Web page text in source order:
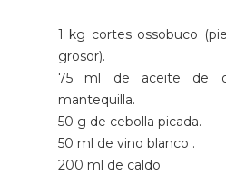
1 kg cortes ossobuco
grosor).
75 ml de aceite de
mantequilla.
50 g de cebolla picada.
50 ml de vino blanco .
200 ml de caldo